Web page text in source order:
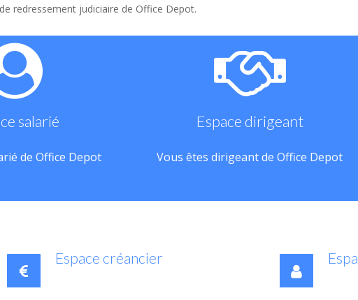
redressement judiciaire de Office Depot.
salarié
de Office Depot
Espace dirigeant
Vous êtes dirigeant de Office Depot
Espace créancier